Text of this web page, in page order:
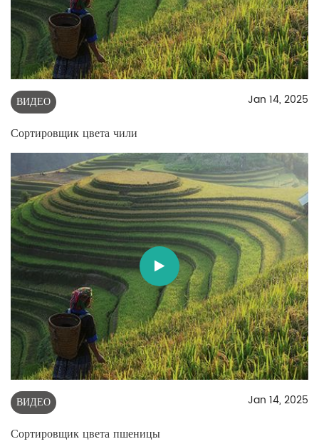
ВИДЕО Jan 14, 2025
Сортировщик цвета чили
ВИДЕО Jan 14, 2025
Сортировщик цвета пшеницы